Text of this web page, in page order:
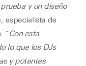
y un diseño
especialista de
“Con esta
lo que los DJs
y potentes